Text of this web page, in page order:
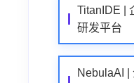
TitanIDE |
研发平台
NebulaAI |